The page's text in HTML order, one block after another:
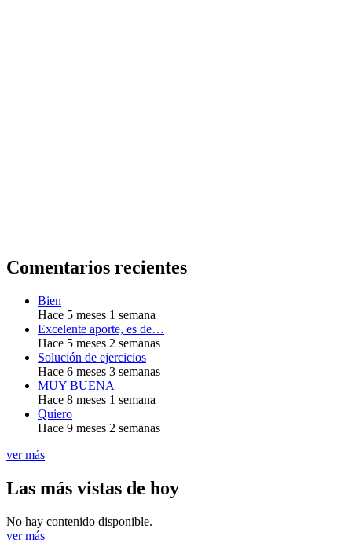
Comentarios recientes
Bien
Hace 5 meses 1 semana
Excelente aporte, es de…
Hace 5 meses 2 semanas
Solución de ejercicios
Hace 6 meses 3 semanas
MUY BUENA
Hace 8 meses 1 semana
Quiero
Hace 9 meses 2 semanas
ver más
Las más vistas de hoy
No hay contenido disponible.
ver más